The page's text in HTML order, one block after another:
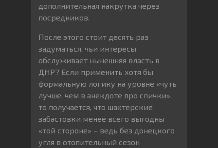
дополнительная накрутка через
посредников.
После этого стоит десять раз
задуматься, чьи интересы
обслуживает нынешняя власть в
ДНР? Если применить хотя бы
формальную логику на уровне «чуть
лучше, чем в анекдоте про спички»,
то получается, что шахтерские
забастовки менее всего выгодны
«той стороне» – ведь без донецкого
угля в отопительный сезон